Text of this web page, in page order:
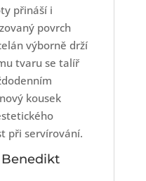
přináší i
povrch
výborně drží
tvaru se talíř
kousek
při servírování.
Benedikt